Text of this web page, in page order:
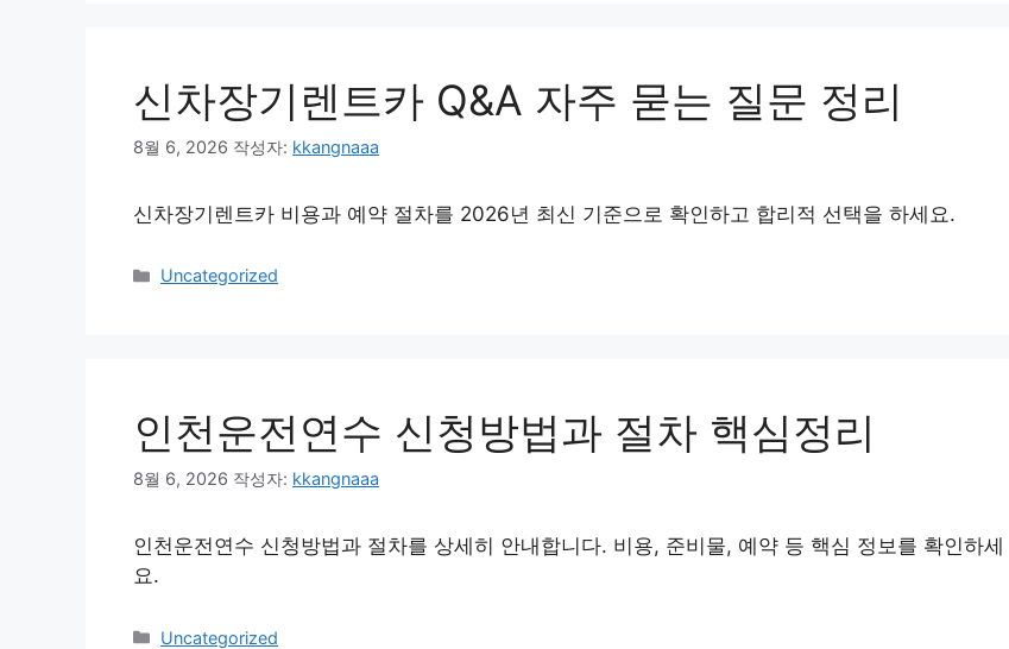
신차장기렌트카 Q&A 자주 묻는 질문 정리
8월 6, 2026 작성자: kkangnaaa
신차장기렌트카 비용과 예약 절차를 2026년 최신 기준으로 확인하고 합리적 선택을 하세요.
카
Uncategorized
인천운전연수 신청방법과 절차 핵심정리
8월 6, 2026 작성자: kkangnaaa
인천운전연수 신청방법과 절차를 상세히 안내합니다. 비용, 준비물, 예약 등 핵심 정보를 확인하세
요.
카
Uncategorized